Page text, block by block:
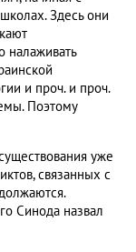
Здесь они
и проч. и проч.
Поэтому
уже
связанных с
Синода назвал